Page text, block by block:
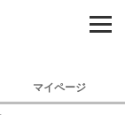
マイページ